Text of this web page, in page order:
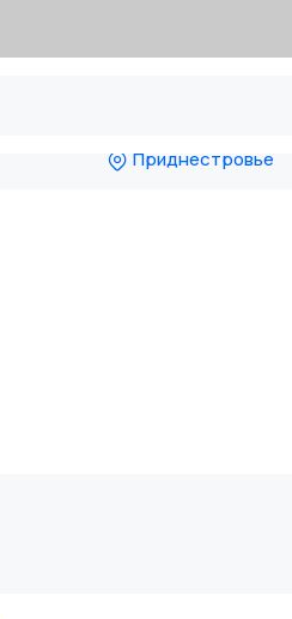
Приднестровье